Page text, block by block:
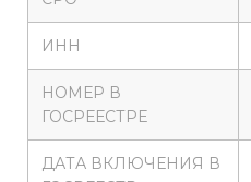
ИНН
НОМЕР В
ГОСРЕЕСТРЕ
ДАТА ВКЛЮЧЕНИЯ В